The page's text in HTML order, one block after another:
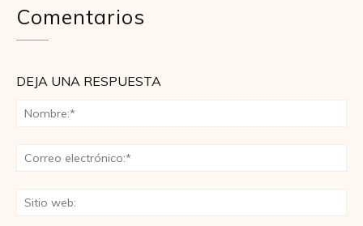
Comentarios
DEJA UNA RESPUESTA